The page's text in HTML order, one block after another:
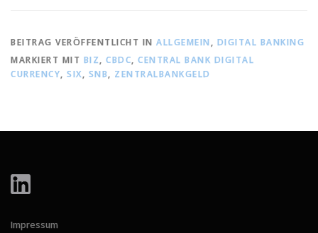
BEITRAG VERÖFFENTLICHT IN ALLGEMEIN, DIGITAL BANKING
MARKIERT MIT BIZ, CBDC, CENTRAL BANK DIGITAL
CURRENCY, SIX, SNB, ZENTRALBANKGELD
Impressum